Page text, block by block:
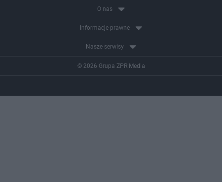
O nas
Informacje prawne
Nasze serwisy
© 2026 Grupa ZPR Media